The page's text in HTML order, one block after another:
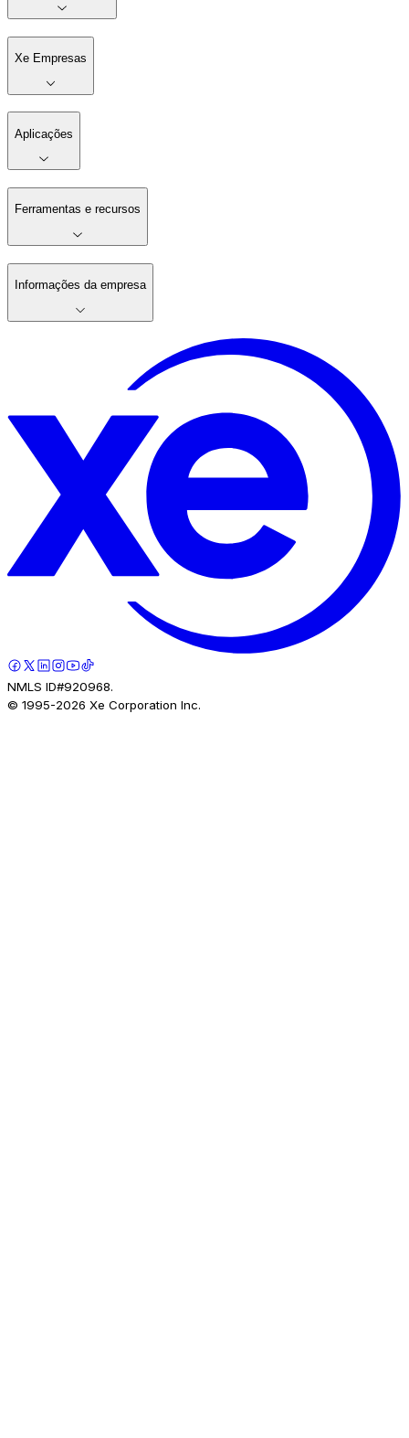
Xe Empresas
Aplicações
Ferramentas e recursos
Informações da empresa
NMLS ID#920968.
© 1995-2026 Xe Corporation Inc.